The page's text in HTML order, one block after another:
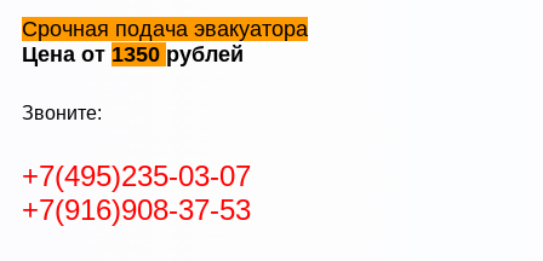
Срочная подача эвакуатора
Цена от 1350 рублей
Звоните:
+7(495)235-03-07
+7(916)908-37-53